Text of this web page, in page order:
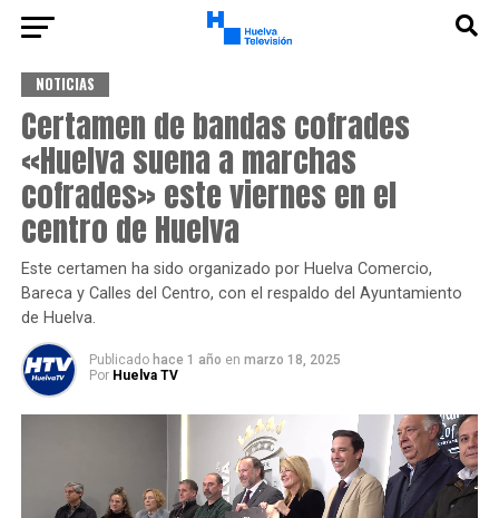
NOTICIAS
Certamen de bandas cofrades
«Huelva suena a marchas
cofrades» este viernes en el
centro de Huelva
Este certamen ha sido organizado por Huelva Comercio,
Bareca y Calles del Centro, con el respaldo del Ayuntamiento
de Huelva.
Publicado hace 1 año en marzo 18, 2025
Por Huelva TV